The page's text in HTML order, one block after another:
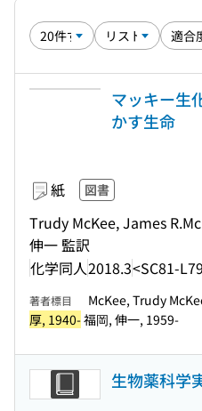
マッキー生
かす生命
紙 図書
Trudy McKee, James
伸一 監訳
化学同人2018.3<SC81-
著者標目 McKee, Trudy
厚, 1940-福岡, 伸一, 1959-
生物薬科学